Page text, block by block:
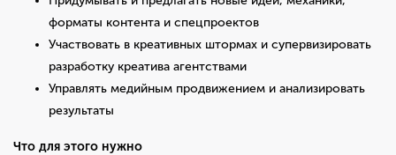
форматы контента и спецпроектов
Участвовать в креативных штормах и супервизировать
разработку креатива агентствами
Управлять медийным продвижением и анализировать
результаты
Что для этого нужно